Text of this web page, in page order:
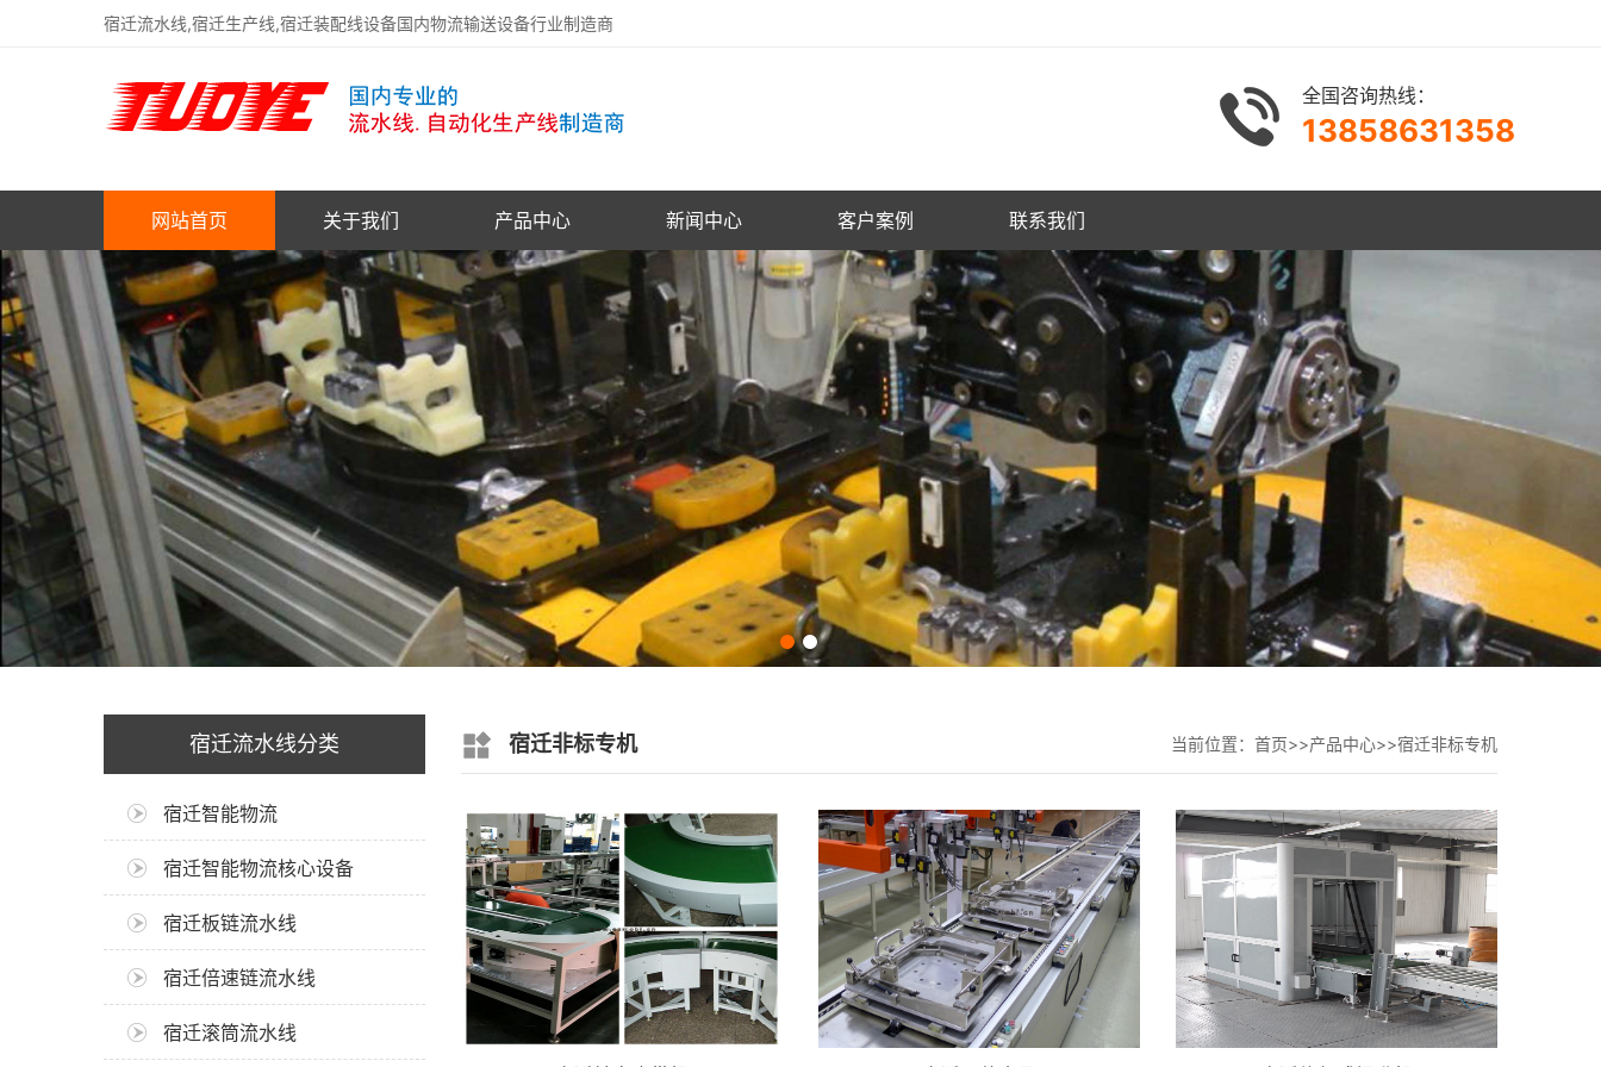
宿迁流水线,宿迁生产线,宿迁装配线设备国内物流输送设备行业制造商
全国咨询热线：
13858631358
网站首页 关于我们 产品中心 新闻中心 客户案例 联系我们
宿迁流水线分类
宿迁智能物流
宿迁智能物流核心设备
宿迁板链流水线
宿迁倍速链流水线
宿迁滚筒流水线
宿迁非标专机 当前位置： 首页>>产品中心>>宿迁非标专机